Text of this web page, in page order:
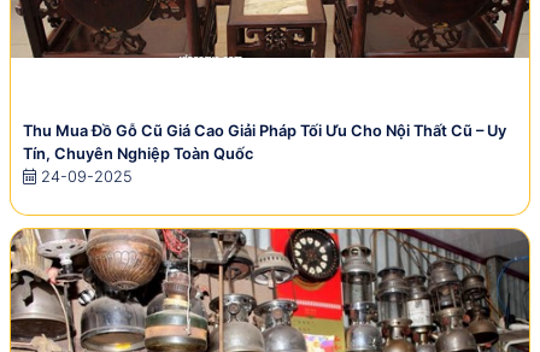
Thu Mua Đồ Gỗ Cũ Giá Cao Giải Pháp Tối Ưu Cho Nội Thất Cũ – Uy
Tín, Chuyên Nghiệp Toàn Quốc
24-09-2025